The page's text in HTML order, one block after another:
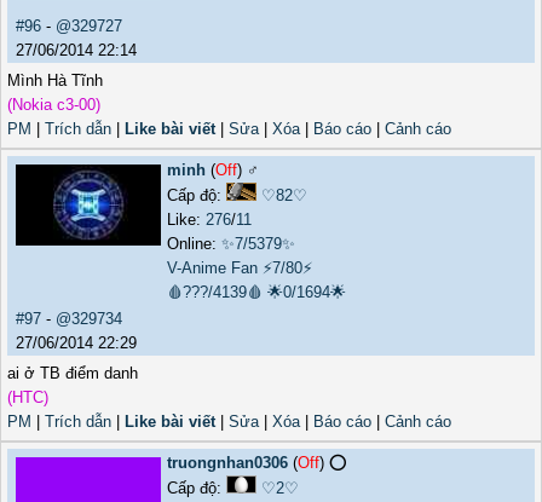
#96 - @329727
27/06/2014 22:14
Mình Hà Tĩnh
(Nokia c3-00)
PM
Trích dẫn Like bài viết| Sửa| Xóa| Báo cáo Cảnh cáo
minh (Off) ♂️
Cấp độ:
♡82♡
Like: 276/11
Online: ✨7/5379✨
V-Anime Fan ⚡7/80⚡
🩸???/4139🩸 🌟0/1694🌟
#97 - @329734
27/06/2014 22:29
ai ở TB điểm danh
(HTC)
PM
Trích dẫn Like bài viết| Sửa| Xóa| Báo cáo Cảnh cáo
truongnhan0306 (Off) ⭕️
Cấp độ:
♡2♡